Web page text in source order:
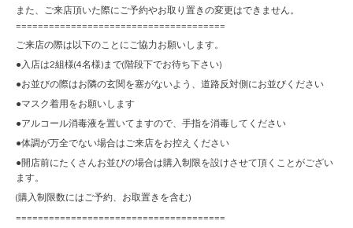
また、ご来店頂いた際にご予約やお取り置きの変更はできません。
======================================
ご来店の際は以下のことにご協力お願いします。
●入店は2組様(4名様)まで(階段下でお待ち下さい)
●お並びの際はお隣の玄関を塞がないよう、道路反対側にお並びください
●マスク着用をお願いします
●アルコール消毒液を置いてますので、手指を消毒してください
●体調が万全でない場合はご来店をお控えください
●開店前にたくさんお並びの場合は購入制限を設けさせて頂くことがござい
ます。
(購入制限数にはご予約、お取置きを含む)
======================================